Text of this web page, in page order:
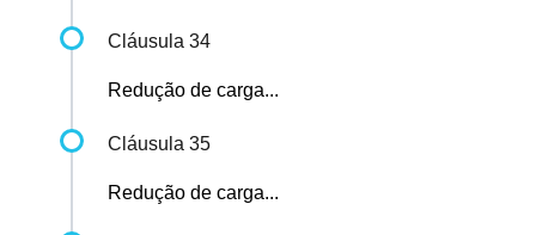
Cláusula 34
Redução de carga...
Cláusula 35
Redução de carga...